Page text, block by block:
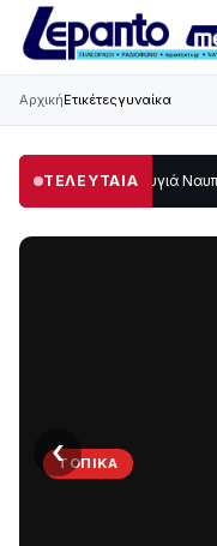
ΑρχικήΕτικέτεςγυναίκα
ΤΕΛΕΥΤΑΙΑ
στο Λυγιά Ναυπάκτου
ΤΟΠΙΚΆ
‹